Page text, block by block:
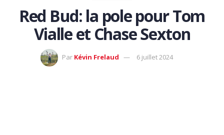
Red Bud: la pole pour Tom
Vialle et Chase Sexton
Par Kévin Frelaud 6 juillet 2024